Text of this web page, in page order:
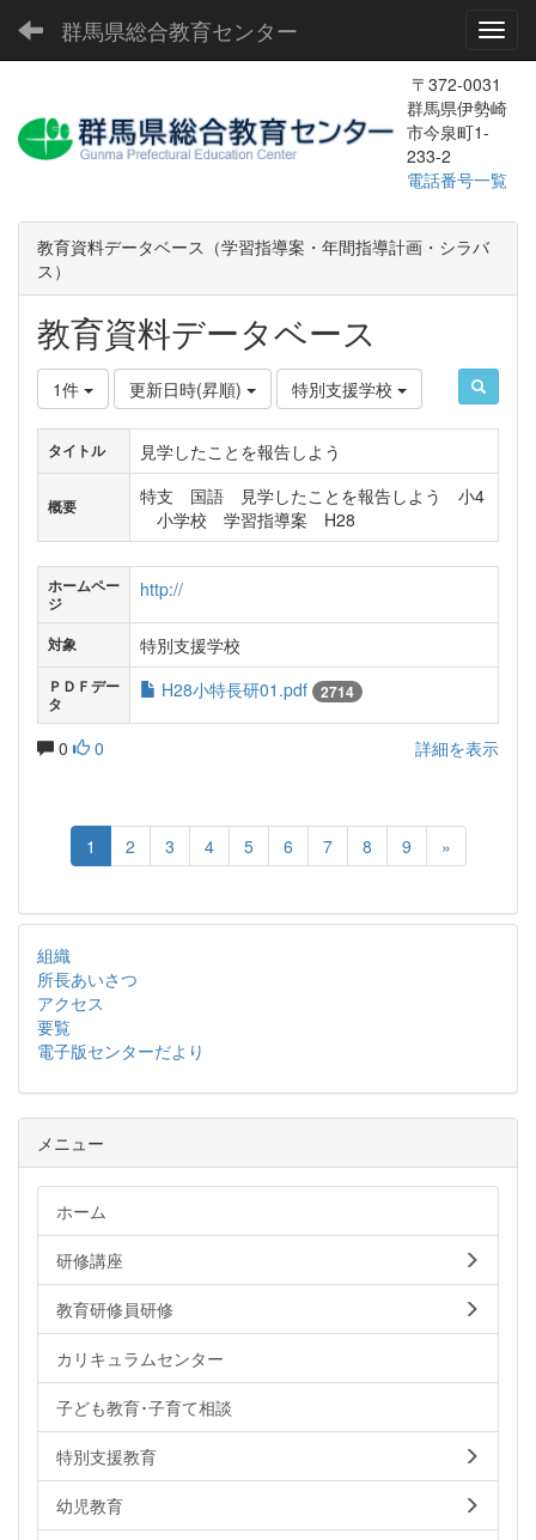
群馬県総合教育センター
〒372-0031
群馬県伊勢崎
市今泉町1-
233-2
電話番号一覧
教育資料データベース（学習指導案・年間指導計画・シラバ
ス）
教育資料データベース
1件 更新日時(昇順) 特別支援学校
タイトル 見学したことを報告しよう
概要
特支 国語 見学したことを報告しよう 小4
小学校 学習指導案 H28
ホームペー
ジ
http://
対象 特別支援学校
ＰＤＦデー
タ
H28小特長研01.pdf 2714
0 0 詳細を表示
1 2 3 4 5 6 7 8 9 »
組織
所長あいさつ
アクセス
要覧
電子版センターだより
メニュー
ホーム
研修講座
教育研修員研修
カリキュラムセンター
子ども教育･子育て相談
特別支援教育
幼児教育